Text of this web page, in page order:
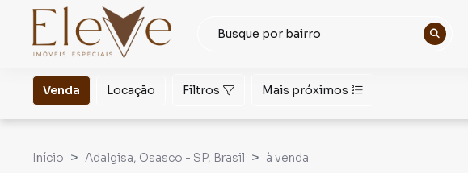
Venda Locação Filtros Mais próximos
Início Adalgisa, Osasco - SP, Brasil à venda